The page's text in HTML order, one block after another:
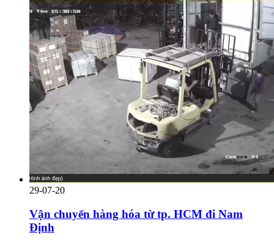
29-07-20
Vận chuyển hàng hóa từ tp. HCM đi Nam
Định